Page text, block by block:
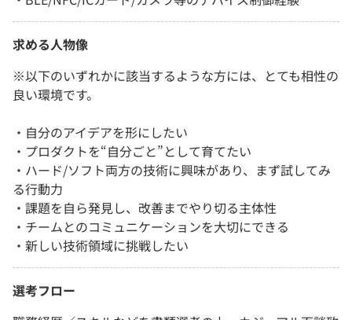
求める人物像
※以下のいずれかに該当するような方には、とても相性の
良い環境です。
・自分のアイデアを形にしたい
・プロダクトを“自分ごと”として育てたい
・ハード/ソフト両方の技術に興味があり、まず試してみ
る行動力
・課題を自ら発見し、改善までやり切る主体性
・チームとのコミュニケーションを大切にできる
・新しい技術領域に挑戦したい
選考フロー